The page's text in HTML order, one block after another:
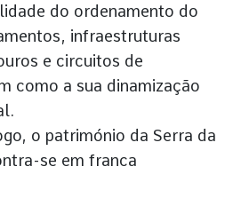
do ordenamento do
infraestruturas
e circuitos de
como a sua dinamização
o património da Serra da
se em franca